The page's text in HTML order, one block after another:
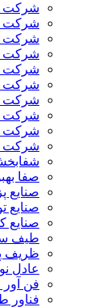
شرکت
شرکت
شرکت
شرکت
شرکت
شرکت
شرکت
شرکت
شرکت
شرکت
صفا
صنایع
صنایع
صنایع
طیف
ظریف
عادل
فن
فناور